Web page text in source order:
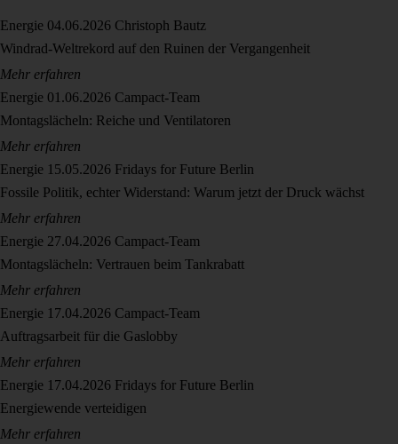
Energie 04.06.2026 Christoph Bautz
Windrad-Weltrekord auf den Ruinen der Vergangenheit
Mehr erfahren
Energie 01.06.2026 Campact-Team
Montagslächeln: Reiche und Ventilatoren
Mehr erfahren
Energie 15.05.2026 Fridays for Future Berlin
Fossile Politik, echter Widerstand: Warum jetzt der Druck wächst
Mehr erfahren
Energie 27.04.2026 Campact-Team
Montagslächeln: Vertrauen beim Tankrabatt
Mehr erfahren
Energie 17.04.2026 Campact-Team
Auftragsarbeit für die Gaslobby
Mehr erfahren
Energie 17.04.2026 Fridays for Future Berlin
Energiewende verteidigen
Mehr erfahren